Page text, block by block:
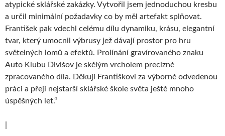
atypické sklářské zakázky. Vytvořil jsem jednoduchou kresbu
a určil minimální požadavky co by měl artefakt splňovat.
František pak vdechl celému dílu dynamiku, krásu, elegantní
tvar, který umocnil výbrusy jež dávají prostor pro hru
světelných lomů a efektů. Prolínání gravírovaného znaku
Auto Klubu Divišov je skělým vrcholem precizně
zpracovaného díla. Děkuji Františkovi za výborně odvedenou
práci a přeji nejstarší sklářské škole světa ještě mnoho
úspěšných let.“